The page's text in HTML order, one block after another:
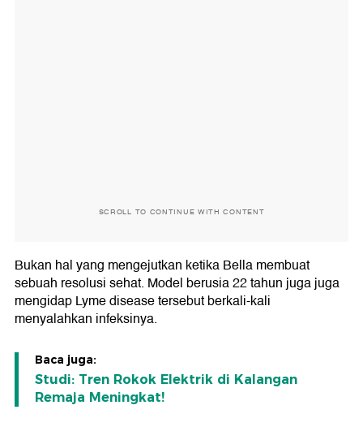
SCROLL TO CONTINUE WITH CONTENT
Bukan hal yang mengejutkan ketika Bella membuat
sebuah resolusi sehat. Model berusia 22 tahun juga juga
mengidap Lyme disease tersebut berkali-kali
menyalahkan infeksinya.
Baca juga:
Studi: Tren Rokok Elektrik di Kalangan
Remaja Meningkat!